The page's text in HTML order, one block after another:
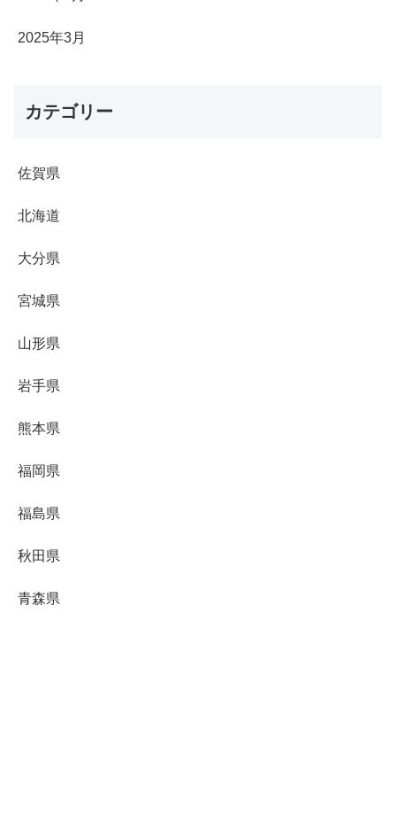
2025年3月
カテゴリー
佐賀県
北海道
大分県
宮城県
山形県
岩手県
熊本県
福岡県
福島県
秋田県
青森県